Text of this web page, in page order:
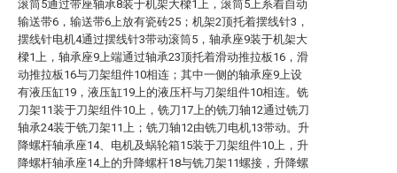
滚筒5通过带座轴承8装于机架大樑1上，滚筒5上系着自动
输送带6，输送带6上放有瓷砖25；机架2顶托着摆线针3，
摆线针电机4通过摆线针3带动滚筒5，轴承座9装于机架大
樑1上，轴承座9上端通过轴承23顶托着滑动推拉板16，滑
动推拉板16与刀架组件10相连；其中一侧的轴承座9上设
有液压缸19，液压缸19上的液压杆与刀架组件10相连。铣
刀架11装于刀架组件10上，铣刀17上的铣刀轴12通过铣刀
轴承24装于铣刀架11上；铣刀轴12由铣刀电机13带动。升
降螺杆轴承座14、电机及蜗轮箱15装于刀架组件10上，升
降螺杆轴承座14上的升降螺杆18与铣刀架11螺接，升降螺